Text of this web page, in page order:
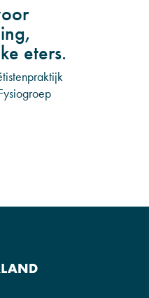
eters.
je direct